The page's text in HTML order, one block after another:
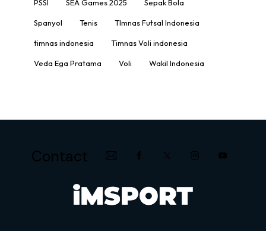
PSSI SEA Games 2025 Sepak Bola
Spanyol Tenis TImnas Futsal Indonesia
timnas indonesia Timnas Voli indonesia
Veda Ega Pratama Voli Wakil Indonesia
Contact